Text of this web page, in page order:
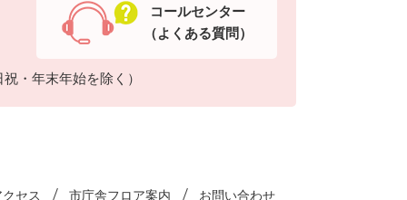
・年末年始を除く）
コールセンター
（よくある質問）
セス 市庁舎フロア案内 お問い合わせ